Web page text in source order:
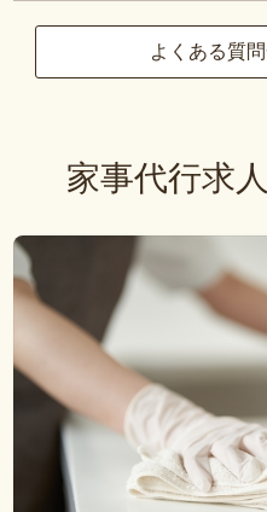
よくある質
家事代行求